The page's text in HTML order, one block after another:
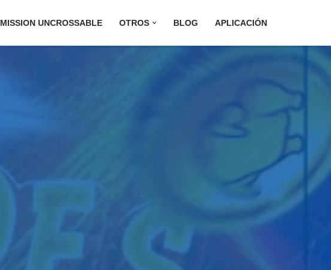
MISSION UNCROSSABLE OTROS BLOG APLICACIÓN